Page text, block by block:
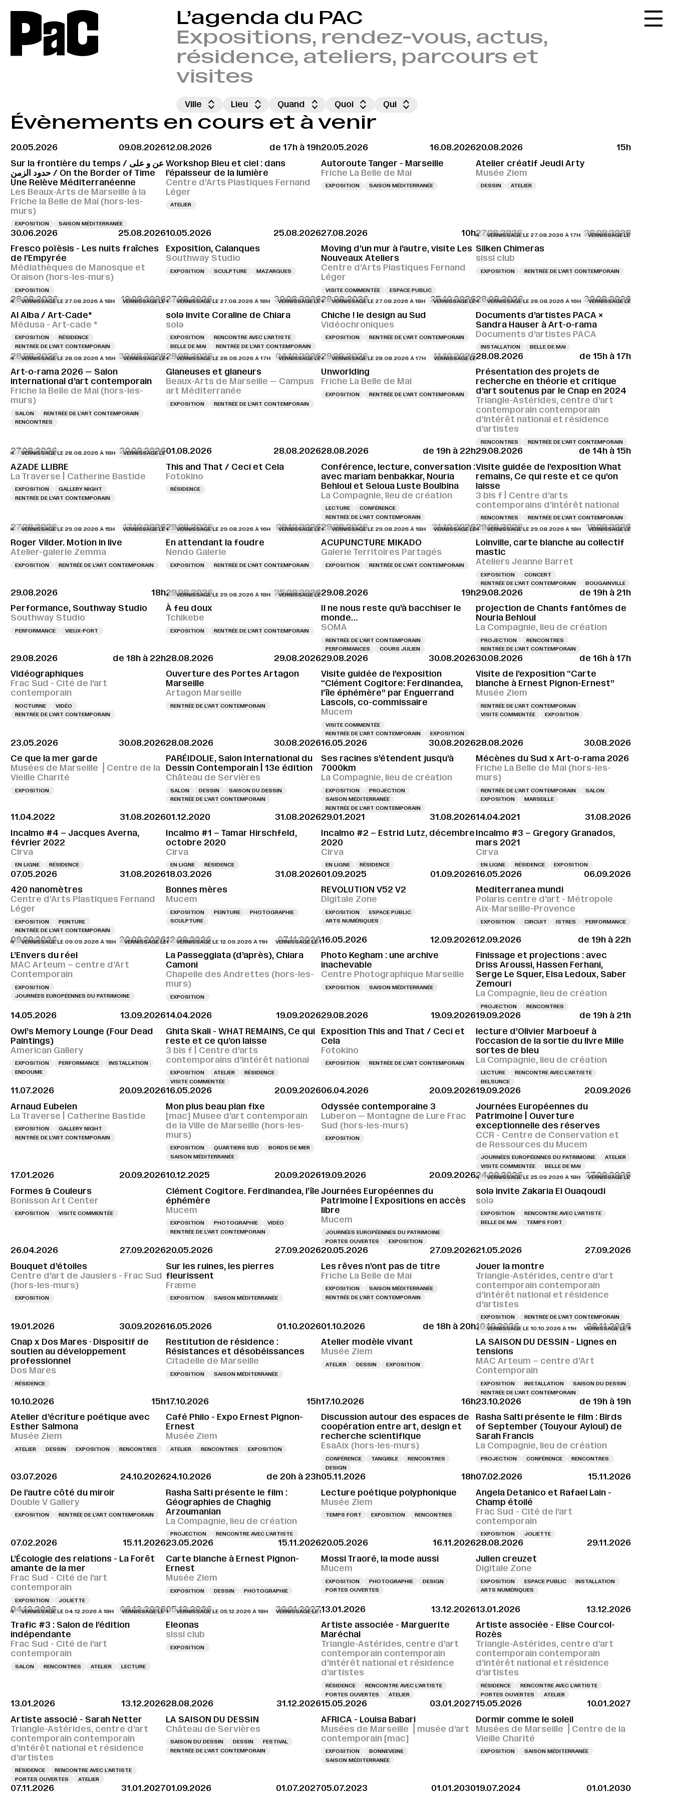
PaC
Accueil
Le journal
L’agenda du PAC
Expositions, rendez-vous, actus,
résidence, ateliers, parcours et
visites
Ville Lieu Quand Quoi Qui
Évènements en cours et à venir
20.05.2026
09.08.2026
Sur la frontière du temps / عن و على
حدود الزمن / On the Border of Time
Une Relève Méditerranéenne
Les Beaux-Arts de Marseille à la
Friche la Belle de Mai (hors-les-
murs)
EXPOSITION SAISON MÉDITERRANÉE
12.08.2026
de 17h à 19h
Workshop Bleu et ciel : dans
l’épaisseur de la lumière
Centre d’Arts Plastiques Fernand
Léger
ATELIER
20.05.2026
16.08.2026
Autoroute Tanger - Marseille
Friche La Belle de Mai
EXPOSITION SAISON MÉDITERRANÉE
20.08.2026
15h
Atelier créatif Jeudi Arty
Musée Ziem
DESSIN ATELIER
30.06.2026
25.08.2026
Fresco poïèsis - Les nuits fraîches
de l’Empyrée
Médiathèques de Manosque et
Oraison (hors-les-murs)
EXPOSITION
10.05.2026
25.08.2026
Exposition, Calanques
Southway Studio
EXPOSITION SCULPTURE MAZARGUES
27.08.2026
10h
Moving d’un mur à l’autre, visite Les
Nouveaux Ateliers
Centre d’Arts Plastiques Fernand
Léger
VISITE COMMENTÉE ESPACE PUBLIC
27.08.2026 26.09.2026
VERNISSAGE LE 27.08.2026 À 17H VERNISSAGE LE 27.08.2026 À 17H
Silken Chimeras
sissi club
EXPOSITION RENTRÉE DE L'ART CONTEMPORAIN
28.08.2026 19.09.2026
VERNISSAGE LE 27.08.2026 À 18H VERNISSAGE LE 27.08.2026 À 18H VERNISSAGE LE 27.08.2026 À 18H VERNISSAGE LE 27.08.2026 À 18H VERNISSAGE LE 27.08.2026 À 18H VERNISSAGE LE 27.08.2026 À 18H
Al Alba / Art-Cade*
Médusa - Art-cade *
EXPOSITION
RÉSIDENCE
RENTRÉE DE L'ART CONTEMPORAIN
27.08.2026 30.08.2026
VERNISSAGE LE 27.08.2026 À 18H VERNISSAGE LE 27.08.2026 À 18H VERNISSAGE LE 27.08.2026 À 18H VERNISSAGE LE 27.08.2026 À 18H VERNISSAGE LE 27.08.2026 À 18H
solə invite Coraline de Chiara
solə
EXPOSITION
RENCONTRE AVEC L’ARTISTE
BELLE DE MAI
RENTRÉE DE L'ART CONTEMPORAIN
28.08.2026 25.10.2026
VERNISSAGE LE 27.08.2026 À 18H VERNISSAGE LE 27.08.2026 À 18H VERNISSAGE LE 27.08.2026 À 18H VERNISSAGE LE
Chiche ! le design au Sud
Vidéochroniques
EXPOSITION RENTRÉE DE L'ART CONTEMPORAIN
28.08.2026 30.08.2026
VERNISSAGE LE 28.08.2026 À 16H VERNISSAGE LE 28.08.2026 À 16H
Documents d’artistes PACA ×
Sandra Hauser à Art-o-rama
Documents d’artistes PACA
INSTALLATION BELLE DE MAI
28.08.2026 30.08.2026
VERNISSAGE LE 28.08.2026 À 16H VERNISSAGE LE 28.08.2026 À 16H VERNISSAGE LE 28.08.2026 À 16H VERNISSAGE LE 28.08.2026 À 16H VERNISSAGE LE 28.08.2026 À 16H VERNISSAGE LE 28.08.2026 À 16H
Art-o-rama 2026 — Salon
international d’art contemporain
Friche la Belle de Mai (hors-les-
murs)
SALON
RENTRÉE DE L'ART CONTEMPORAIN
RENCONTRES
29.08.2026 04.10.2026
VERNISSAGE LE 28.08.2026 À 17H VERNISSAGE LE 28.08.2026 À 17H VERNISSAGE LE 28.08.2026 À 17H VERNISSAGE LE 28.08.2026 À 17H VERNISSAGE LE 28.08.2026 À 17H
Glaneuses et glaneurs
Beaux-Arts de Marseille — Campus
art Méditerranée
EXPOSITION RENTRÉE DE L'ART CONTEMPORAIN
29.08.2026 11.10.2026
VERNISSAGE LE 28.08.2026 À 17H VERNISSAGE LE 28.08.2026 À 17H VERNISSAGE LE 28.08.2026 À 17H VERNISSAGE LE
Unworlding
Friche La Belle de Mai
EXPOSITION RENTRÉE DE L'ART CONTEMPORAIN
28.08.2026
de 15h à 17h
Présentation des projets de
recherche en théorie et critique
d’art soutenus par le Cnap en 2024
Triangle-Astérides, centre d’art
contemporain contemporain
d’intérêt national et résidence
d’artistes
RENCONTRES RENTRÉE DE L'ART CONTEMPORAIN
27.08.2026 20.09.2026
VERNISSAGE LE 28.08.2026 À 18H VERNISSAGE LE 28.08.2026 À 18H VERNISSAGE LE 28.08.2026 À 18H VERNISSAGE LE 28.08.2026 À 18H VERNISSAGE LE 28.08.2026 À 18H VERNISSAGE LE 28.08.2026 À 18H
AZADE LLIBRE
La Traverse | Catherine Bastide
EXPOSITION
GALLERY NIGHT
RENTRÉE DE L'ART CONTEMPORAIN
01.08.2026
28.08.2026
This and That / Ceci et Cela
Fotokino
RÉSIDENCE
28.08.2026
de 19h à 22h
Conférence, lecture, conversation :
avec mariam benbakkar, Nouria
Behloul et Seloua Luste Boulbina
La Compagnie, lieu de création
LECTURE
CONFÉRENCE
RENTRÉE DE L'ART CONTEMPORAIN
29.08.2026
de 14h à 15h
Visite guidée de l’exposition What
remains, Ce qui reste et ce qu’on
laisse
3 bis f | Centre d’arts
contemporains d’intérêt national
RENCONTRES RENTRÉE DE L'ART CONTEMPORAIN
27.08.2026 17.10.2026
VERNISSAGE LE 29.08.2026 À 15H VERNISSAGE LE 29.08.2026 À 15H VERNISSAGE LE 29.08.2026 À 15H VERNISSAGE LE 29.08.2026 À 15H VERNISSAGE LE 29.08.2026 À 15H VERNISSAGE LE 29.08.2026 À 15H
Roger Vilder. Motion in live
Atelier-galerie Zemma
EXPOSITION RENTRÉE DE L'ART CONTEMPORAIN
29.08.2026 09.10.2026
VERNISSAGE LE 29.08.2026 À 16H VERNISSAGE LE 29.08.2026 À 16H VERNISSAGE LE 29.08.2026 À 16H VERNISSAGE LE 29.08.2026 À 16H VERNISSAGE LE 29.08.2026 À 16H
En attendant la foudre
Nendo Galerie
EXPOSITION RENTRÉE DE L'ART CONTEMPORAIN
29.08.2026 31.10.2026
VERNISSAGE LE 29.08.2026 À 18H VERNISSAGE LE 29.08.2026 À 18H VERNISSAGE LE 29.08.2026 À 18H VERNISSAGE LE
ACUPUNCTURE MIKADO
Galerie Territoires Partagés
EXPOSITION RENTRÉE DE L'ART CONTEMPORAIN
29.08.2026 19.09.2026
VERNISSAGE LE 29.08.2026 À 18H VERNISSAGE LE 29.08.2026 À 18H
Loinville, carte blanche au collectif
mastic
Ateliers Jeanne Barret
EXPOSITION
CONCERT
RENTRÉE DE L'ART CONTEMPORAIN
BOUGAINVILLE
29.08.2026
18h
Performance, Southway Studio
Southway Studio
PERFORMANCE VIEUX-PORT
29.08.2026 25.09.2026
VERNISSAGE LE 29.08.2026 À 18H VERNISSAGE LE 29.08.2026 À 18H VERNISSAGE LE 29.08.2026 À 18H VERNISSAGE LE 29.08.2026 À 18H VERNISSAGE LE 29.08.2026 À 18H
À feu doux
Tchikebe
EXPOSITION RENTRÉE DE L'ART CONTEMPORAIN
29.08.2026
19h
Il ne nous reste qu’à bacchiser le
monde…
SOMA
RENTRÉE DE L'ART CONTEMPORAIN
PERFORMANCES
COURS JULIEN
29.08.2026
de 19h à 21h
projection de Chants fantômes de
Nouria Behloul
La Compagnie, lieu de création
PROJECTION
RENCONTRES
RENTRÉE DE L'ART CONTEMPORAIN
29.08.2026
de 18h à 22h
Vidéographiques
Frac Sud - Cité de l’art
contemporain
NOCTURNE
VIDÉO
RENTRÉE DE L'ART CONTEMPORAIN
28.08.2026
29.08.2026
Ouverture des Portes Artagon
Marseille
Artagon Marseille
RENTRÉE DE L'ART CONTEMPORAIN
29.08.2026
30.08.2026
Visite guidée de l’exposition
“Clément Cogitore: Ferdinandea,
l’île éphémère” par Enguerrand
Lascols, co-commissaire
Mucem
VISITE COMMENTÉE
RENTRÉE DE L'ART CONTEMPORAIN
EXPOSITION
30.08.2026
de 16h à 17h
Visite de l’exposition “Carte
blanche à Ernest Pignon-Ernest”
Musée Ziem
RENTRÉE DE L'ART CONTEMPORAIN
VISITE COMMENTÉE
EXPOSITION
23.05.2026
30.08.2026
Ce que la mer garde
Musées de Marseille ⎪Centre de la
Vieille Charité
EXPOSITION
28.08.2026
30.08.2026
PARÉIDOLIE, Salon International du
Dessin Contemporain | 13e édition
Château de Servières
SALON DESSIN
SAISON DU DESSIN
RENTRÉE DE L'ART CONTEMPORAIN
16.05.2026
30.08.2026
Ses racines s’étendent jusqu’à
7000km
La Compagnie, lieu de création
EXPOSITION
PROJECTION
SAISON MÉDITERRANÉE
RENTRÉE DE L'ART CONTEMPORAIN
28.08.2026
30.08.2026
Mécènes du Sud x Art-o-rama 2026
Friche La Belle de Mai (hors-les-
murs)
RENTRÉE DE L'ART CONTEMPORAIN
SALON
EXPOSITION
MARSEILLE
11.04.2022
31.08.2026
Incalmo #4 – Jacques Averna,
février 2022
Cirva
EN LIGNE RÉSIDENCE
01.12.2020
31.08.2026
Incalmo #1 – Tamar Hirschfeld,
octobre 2020
Cirva
EN LIGNE RÉSIDENCE
29.01.2021
31.08.2026
Incalmo #2 – Estrid Lutz, décembre
2020
Cirva
EN LIGNE RÉSIDENCE
14.04.2021
31.08.2026
Incalmo #3 – Gregory Granados,
mars 2021
Cirva
EN LIGNE RÉSIDENCE EXPOSITION
07.05.2026
31.08.2026
420 nanomètres
Centre d’Arts Plastiques Fernand
Léger
EXPOSITION
PEINTURE
RENTRÉE DE L'ART CONTEMPORAIN
18.03.2026
31.08.2026
Bonnes mères
Mucem
EXPOSITION PEINTURE
PHOTOGRAPHIE
SCULPTURE
01.09.2025
01.09.2026
REVOLUTION V52 V2
Digitale Zone
EXPOSITION
ESPACE PUBLIC
ARTS NUMÉRIQUES
16.05.2026
06.09.2026
Mediterranea mundi
Polaris centre d’art - Métropole
Aix-Marseille-Provence
EXPOSITION CIRCUIT ISTRES PERFORMANCE
09.09.2026 20.09.2026
VERNISSAGE LE 09.09.2026 À 18H VERNISSAGE LE 09.09.2026 À 18H VERNISSAGE LE 09.09.2026 À 18H VERNISSAGE LE 09.09.2026 À 18H VERNISSAGE LE 09.09.2026 À 18H VERNISSAGE LE 09.09.2026 À 18H
L’Envers du réel
MAC Arteum – centre d’Art
Contemporain
EXPOSITION
JOURNÉES EUROPÉENNES DU PATRIMOINE
12.09.2026 07.11.2026
VERNISSAGE LE 12.09.2026 À 11H VERNISSAGE LE 12.09.2026 À 11H VERNISSAGE LE 12.09.2026 À 11H VERNISSAGE LE 12.09.2026 À 11H VERNISSAGE LE 12.09.2026 À 11H
La Passeggiata (d’après), Chiara
Camoni
Chapelle des Andrettes (hors-les-
murs)
EXPOSITION
16.05.2026
12.09.2026
Photo Kegham : une archive
inachevable
Centre Photographique Marseille
EXPOSITION SAISON MÉDITERRANÉE
12.09.2026
de 19h à 22h
Finissage et projections : avec
Driss Aroussi, Hassen Ferhani,
Serge Le Squer, Elsa Ledoux, Saber
Zemouri
La Compagnie, lieu de création
PROJECTION RENCONTRES
14.05.2026
13.09.2026
Owl’s Memory Lounge (Four Dead
Paintings)
American Gallery
EXPOSITION PERFORMANCE
INSTALLATION
ENDOUME
14.04.2026
19.09.2026
Ghita Skali - WHAT REMAINS, Ce qui
reste et ce qu’on laisse
3 bis f | Centre d’arts
contemporains d’intérêt national
EXPOSITION ATELIER
RÉSIDENCE
VISITE COMMENTÉE
29.08.2026
19.09.2026
Exposition This and That / Ceci et
Cela
Fotokino
EXPOSITION RENTRÉE DE L'ART CONTEMPORAIN
19.09.2026
de 19h à 21h
lecture d’Olivier Marboeuf à
l’occasion de la sortie du livre Mille
sortes de bleu
La Compagnie, lieu de création
LECTURE
RENCONTRE AVEC L’ARTISTE
BELSUNCE
11.07.2026
20.09.2026
Arnaud Eubelen
La Traverse | Catherine Bastide
EXPOSITION
GALLERY NIGHT
RENTRÉE DE L'ART CONTEMPORAIN
16.05.2026
20.09.2026
Mon plus beau plan fixe
[mac] Musee d’art contemporain
de la Ville de Marseille (hors-les-
murs)
EXPOSITION QUARTIERS SUD
BORDS DE MER
SAISON MÉDITERRANÉE
06.04.2026
20.09.2026
Odyssée contemporaine 3
Luberon — Montagne de Lure Frac
Sud (hors-les-murs)
EXPOSITION
19.09.2026
20.09.2026
Journées Européennes du
Patrimoine | Ouverture
exceptionnelle des réserves
CCR - Centre de Conservation et
de Ressources du Mucem
JOURNÉES EUROPÉENNES DU PATRIMOINE
ATELIER
VISITE COMMENTÉE
BELLE DE MAI
17.01.2026
20.09.2026
Formes & Couleurs
Bonisson Art Center
EXPOSITION VISITE COMMENTÉE
10.12.2025
20.09.2026
Clément Cogitore. Ferdinandea, l’île
éphémère
Mucem
EXPOSITION PHOTOGRAPHIE
VIDÉO
RENTRÉE DE L'ART CONTEMPORAIN
19.09.2026
20.09.2026
Journées Européennes du
Patrimoine | Expositions en accès
libre
Mucem
JOURNÉES EUROPÉENNES DU PATRIMOINE
PORTES OUVERTES
EXPOSITION
24.09.2026 27.09.2026
VERNISSAGE LE 25.09.2026 À 18H VERNISSAGE LE 25.09.2026 À 18H
solə invite Zakaria El Ouaqoudi
solə
EXPOSITION
RENCONTRE AVEC L’ARTISTE
BELLE DE MAI
TEMPS FORT
26.04.2026
27.09.2026
Bouquet d’étoiles
Centre d’art de Jausiers - Frac Sud
(hors-les-murs)
EXPOSITION
20.05.2026
27.09.2026
Sur les ruines, les pierres
fleurissent
Fræme
EXPOSITION SAISON MÉDITERRANÉE
20.05.2026
27.09.2026
Les rêves n’ont pas de titre
Friche La Belle de Mai
EXPOSITION
SAISON MÉDITERRANÉE
RENTRÉE DE L'ART CONTEMPORAIN
21.05.2026
27.09.2026
Jouer la montre
Triangle-Astérides, centre d’art
contemporain contemporain
d’intérêt national et résidence
d’artistes
EXPOSITION RENTRÉE DE L'ART CONTEMPORAIN
19.01.2026
30.09.2026
Cnap x Dos Mares · Dispositif de
soutien au développement
professionnel
Dos Mares
RÉSIDENCE
16.05.2026
01.10.2026
Restitution de résidence :
Résistances et désobéissances
Citadelle de Marseille
EXPOSITION SAISON MÉDITERRANÉE
01.10.2026
de 18h à 20h
Atelier modèle vivant
Musée Ziem
ATELIER DESSIN EXPOSITION
10.10.2026 28.11.2026
VERNISSAGE LE 10.10.2026 À 11H VERNISSAGE LE 10.10.2026 À 11H
LA SAISON DU DESSIN - Lignes en
tensions
MAC Arteum – centre d’Art
Contemporain
EXPOSITION INSTALLATION
SAISON DU DESSIN
RENTRÉE DE L'ART CONTEMPORAIN
10.10.2026
15h
Atelier d’écriture poétique avec
Esther Salmona
Musée Ziem
ATELIER DESSIN EXPOSITION RENCONTRES
17.10.2026
15h
Café Philo - Expo Ernest Pignon-
Ernest
Musée Ziem
ATELIER RENCONTRES EXPOSITION
17.10.2026
16h
Discussion autour des espaces de
coopération entre art, design et
recherche scientifique
EsaAix (hors-les-murs)
CONFÉRENCE TANGIBLE
RENCONTRES
DESIGN
23.10.2026
de 19h à 19h
Rasha Salti présente le film : Birds
of September (Touyour Ayloul) de
Sarah Francis
La Compagnie, lieu de création
PROJECTION CONFÉRENCE RENCONTRES
03.07.2026
24.10.2026
De l’autre côté du miroir
Double V Gallery
EXPOSITION RENTRÉE DE L'ART CONTEMPORAIN
24.10.2026
de 20h à 23h
Rasha Salti présente le film :
Géographies de Chaghig
Arzoumanian
La Compagnie, lieu de création
PROJECTION RENCONTRE AVEC L’ARTISTE
05.11.2026
18h
Lecture poétique polyphonique
Musée Ziem
TEMPS FORT EXPOSITION RENCONTRES
07.02.2026
15.11.2026
Angela Detanico et Rafael Lain -
Champ étoilé
Frac Sud - Cité de l’art
contemporain
EXPOSITION JOLIETTE
07.02.2026
15.11.2026
L’Écologie des relations - La Forêt
amante de la mer
Frac Sud - Cité de l’art
contemporain
EXPOSITION JOLIETTE
23.05.2026
15.11.2026
Carte blanche à Ernest Pignon-
Ernest
Musée Ziem
EXPOSITION DESSIN PHOTOGRAPHIE
20.05.2026
16.11.2026
Mossi Traoré, la mode aussi
Mucem
EXPOSITION PHOTOGRAPHIE
DESIGN
PORTES OUVERTES
28.08.2026
29.11.2026
Julien creuzet
Digitale Zone
EXPOSITION ESPACE PUBLIC
INSTALLATION
ARTS NUMÉRIQUES
04.12.2026 06.12.2026
VERNISSAGE LE 04.12.2026 À 18H VERNISSAGE LE 04.12.2026 À 18H VERNISSAGE LE 04.12.2026 À 18H VERNISSAGE LE 04.12.2026 À 18H VERNISSAGE LE 04.12.2026 À 18H VERNISSAGE LE 04.12.2026 À 18H
Trafic #3 : Salon de l’édition
indépendante
Frac Sud - Cité de l’art
contemporain
SALON RENCONTRES ATELIER LECTURE
05.12.2026 30.01.2027
VERNISSAGE LE 05.12.2026 À 18H VERNISSAGE LE 05.12.2026 À 18H VERNISSAGE LE 05.12.2026 À 18H VERNISSAGE LE 05.12.2026 À 18H VERNISSAGE LE 05.12.2026 À 18H
Eleonas
sissi club
EXPOSITION
13.01.2026
13.12.2026
Artiste associée - Marguerite
Maréchal
Triangle-Astérides, centre d’art
contemporain contemporain
d’intérêt national et résidence
d’artistes
RÉSIDENCE
RENCONTRE AVEC L’ARTISTE
PORTES OUVERTES
ATELIER
13.01.2026
13.12.2026
Artiste associée - Elise Courcol-
Rozès
Triangle-Astérides, centre d’art
contemporain contemporain
d’intérêt national et résidence
d’artistes
RÉSIDENCE
RENCONTRE AVEC L’ARTISTE
PORTES OUVERTES
ATELIER
13.01.2026
13.12.2026
Artiste associé - Sarah Netter
Triangle-Astérides, centre d’art
contemporain contemporain
d’intérêt national et résidence
d’artistes
RÉSIDENCE
RENCONTRE AVEC L’ARTISTE
PORTES OUVERTES
ATELIER
28.08.2026
31.12.2026
LA SAISON DU DESSIN
Château de Servières
SAISON DU DESSIN DESSIN
FESTIVAL
RENTRÉE DE L'ART CONTEMPORAIN
15.05.2026
03.01.2027
AFRICA - Louisa Babari
Musées de Marseille ⎪musée d’art
contemporain [mac]
EXPOSITION
BONNEVEINE
SAISON MÉDITERRANÉE
15.05.2026
10.01.2027
Dormir comme le soleil
Musées de Marseille ⎪Centre de la
Vieille Charité
EXPOSITION SAISON MÉDITERRANÉE
07.11.2026 31.01.202701.09.2026 01.07.202705.07.2023 01.01.203019.07.2024 01.01.2030